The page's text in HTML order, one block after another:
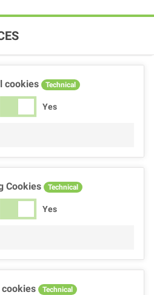
cookies Technical
Yes
Cookies Technical
Yes
Technical